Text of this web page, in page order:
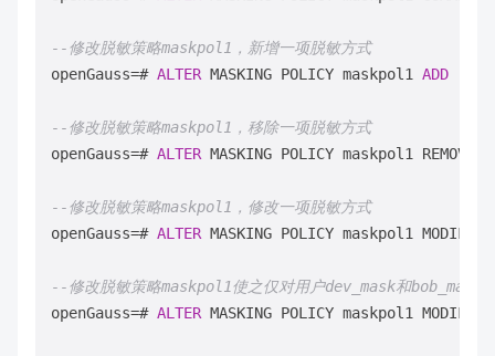
--修改脱敏策略maskpol1，新增一项脱敏方式
openGauss=# ALTER MASKING POLICY maskpol1 ADD
--修改脱敏策略maskpol1，移除一项脱敏方式
openGauss=# ALTER MASKING POLICY maskpol1
--修改脱敏策略maskpol1，修改一项脱敏方式
openGauss=# ALTER MASKING POLICY maskpol1 MODIFY
--修改脱敏策略maskpol1使之仅对用户dev_mask和
openGauss=# ALTER MASKING POLICY maskpol1 MODIFY (